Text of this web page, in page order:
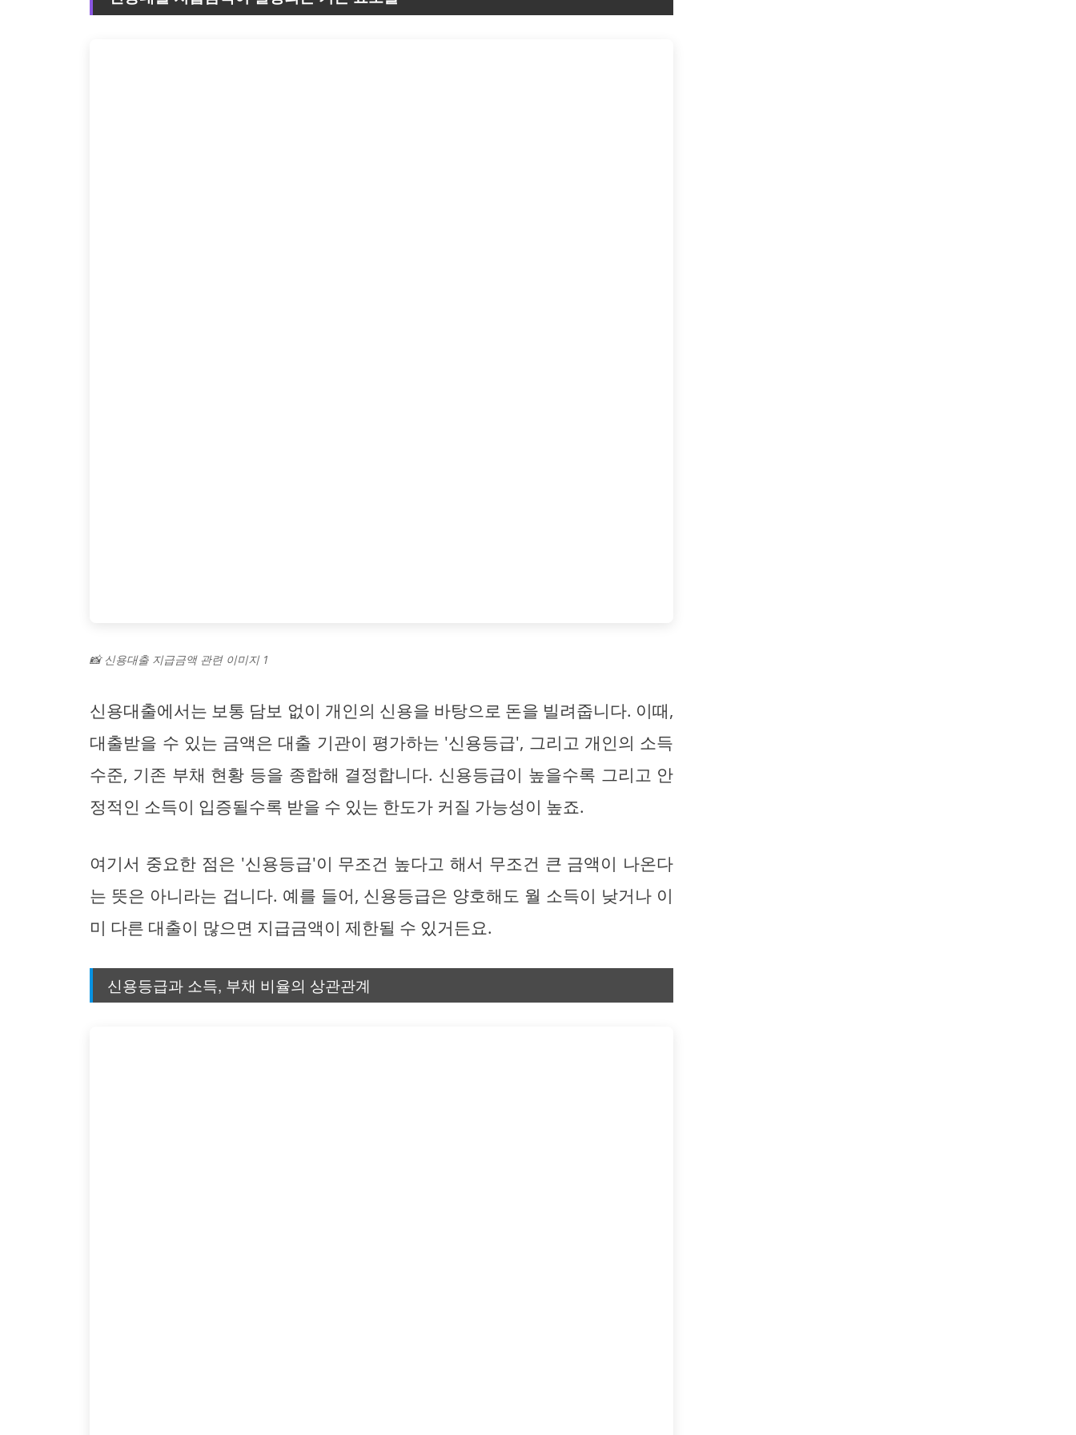
📸 신용대출 지급금액 관련 이미지 1
신용대출에서는 보통 담보 없이 개인의 신용을 바탕으로 돈을 빌려줍니다. 이때,
대출받을 수 있는 금액은 대출 기관이 평가하는 '신용등급', 그리고 개인의 소득
수준, 기존 부채 현황 등을 종합해 결정합니다. 신용등급이 높을수록 그리고 안
정적인 소득이 입증될수록 받을 수 있는 한도가 커질 가능성이 높죠.
여기서 중요한 점은 '신용등급'이 무조건 높다고 해서 무조건 큰 금액이 나온다
는 뜻은 아니라는 겁니다. 예를 들어, 신용등급은 양호해도 월 소득이 낮거나 이
미 다른 대출이 많으면 지급금액이 제한될 수 있거든요.
신용등급과 소득, 부채 비율의 상관관계